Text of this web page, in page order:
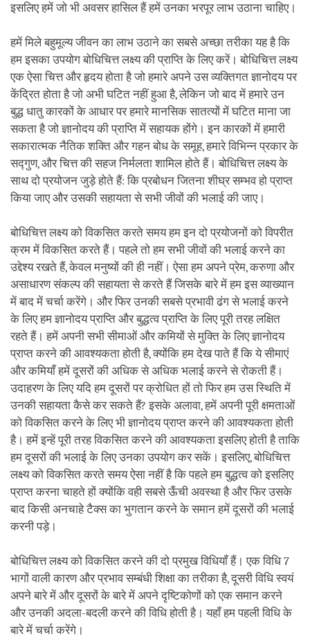
इसलिए हमें जो भी अवसर हासिल हैं हमें उनका भरपूर लाभ उठाना चाहिए।
हमें मिले बहुमूल्य जीवन का लाभ उठाने का सबसे अच्छा तरीका यह है कि
हम इसका उपयोग बोधिचित्त लक्ष्य की प्राप्ति के लिए करें। बोधिचित्त लक्ष्य
एक ऐसा चित्त और हृदय होता है जो हमारे अपने उस व्यक्तिगत ज्ञानोदय पर
केंद्रित होता है जो अभी घटित नहीं हुआ है, लेकिन जो बाद में हमारे उन
बुद्ध धातु कारकों के आधार पर हमारे मानसिक सातत्यों में घटित माना जा
सकता है जो ज्ञानोदय की प्राप्ति में सहायक होंगे। इन कारकों में हमारी
सकारात्मक नैतिक शक्ति और गहन बोध के समूह, हमारे विभिन्न प्रकार के
सद्गुण, और चित्त की सहज निर्मलता शामिल होते हैं। बोधिचित्त लक्ष्य के
साथ दो प्रयोजन जुड़े होते हैं: कि प्रबोधन जितना शीघ्र सम्भव हो प्राप्त
किया जाए और उसकी सहायता से सभी जीवों की भलाई की जाए।
बोधिचित्त लक्ष्य को विकसित करते समय हम इन दो प्रयोजनों को विपरीत
क्रम में विकसित करते हैं। पहले तो हम सभी जीवों की भलाई करने का
उद्देश्य रखते हैं, केवल मनुष्यों की ही नहीं। ऐसा हम अपने प्रेम, करुणा और
असाधारण संकल्प की सहायता से करते हैं जिसके बारे में हम इस व्याख्यान
में बाद में चर्चा करेंगे। और फिर उनकी सबसे प्रभावी ढंग से भलाई करने
के लिए हम ज्ञानोदय प्राप्ति और बुद्धत्व प्राप्ति के लिए पूरी तरह लक्षित
रहते हैं। हमें अपनी सभी सीमाओं और कमियों से मुक्ति के लिए ज्ञानोदय
प्राप्त करने की आवश्यकता होती है, क्योंकि हम देख पाते हैं कि ये सीमाएं
और कमियाँ हमें दूसरों की अधिक से अधिक भलाई करने से रोकती हैं।
उदाहरण के लिए यदि हम दूसरों पर क्रोधित हों तो फिर हम उस स्थिति में
उनकी सहायता कैसे कर सकते हैं? इसके अलावा, हमें अपनी पूरी क्षमताओं
को विकसित करने के लिए भी ज्ञानोदय प्राप्त करने की आवश्यकता होती
है। हमें इन्हें पूरी तरह विकसित करने की आवश्यकता इसलिए होती है ताकि
हम दूसरों की भलाई के लिए उनका उपयोग कर सकें। इसलिए, बोधिचित्त
लक्ष्य को विकसित करते समय ऐसा नहीं है कि पहले हम बुद्धत्व को इसलिए
प्राप्त करना चाहते हों क्योंकि वही सबसे ऊँची अवस्था है और फिर उसके
बाद किसी अनचाहे टैक्स का भुगतान करने के समान हमें दूसरों की भलाई
करनी पड़े।
बोधिचित्त लक्ष्य को विकसित करने की दो प्रमुख विधियाँ हैं। एक विधि 7
भागों वाली कारण और प्रभाव सम्बंधी शिक्षा का तरीका है, दूसरी विधि स्वयं
अपने बारे में और दूसरों के बारे में अपने दृष्टिकोणों को एक समान करने
और उनकी अदला-बदली करने की विधि होती है। यहाँ हम पहली विधि के
बारे में चर्चा करेंगे।